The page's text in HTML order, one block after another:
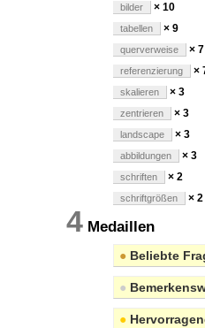
bilder × 10
tabellen × 9
querverweise × 7
referenzierung ×
skalieren × 3
zentrieren × 3
landscape × 3
abbildungen × 3
schriften × 2
schriftgrößen × 2
4 Medaillen
● Beliebte
●
●